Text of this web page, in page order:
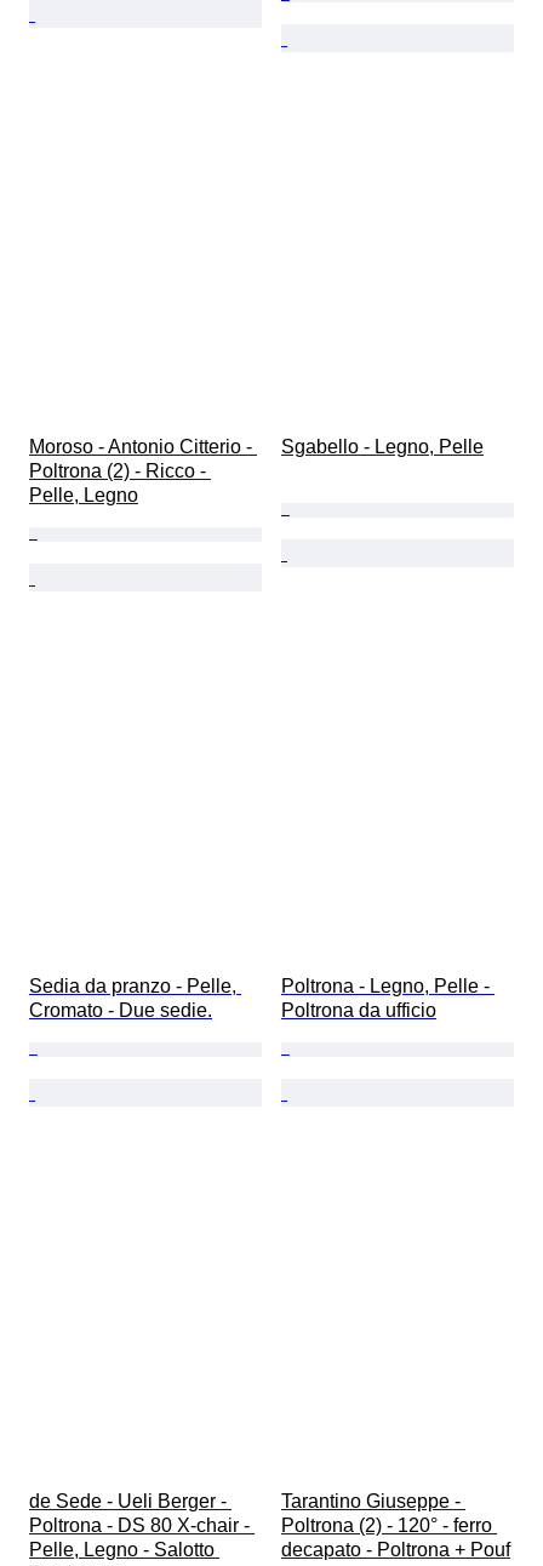
Moroso - Antonio Citterio -
Poltrona (2) - Ricco -
Pelle, Legno
Sgabello - Legno, Pelle
Sedia da pranzo - Pelle,
Cromato - Due sedie.
Poltrona - Legno, Pelle -
Poltrona da ufficio
de Sede - Ueli Berger -
Poltrona - DS 80 X-chair -
Pelle, Legno - Salotto
Tarantino Giuseppe -
Poltrona (2) - 120° - ferro
decapato - Poltrona + Pouf